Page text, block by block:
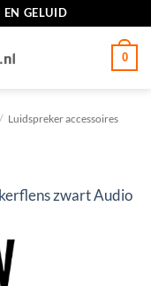
EN GELUID
0
/ Luidspreker accessoires